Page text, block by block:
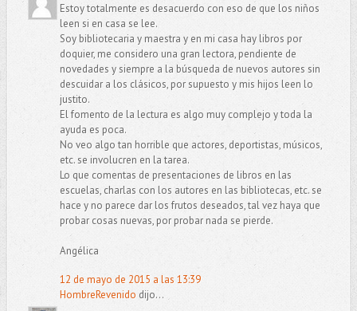
Estoy totalmente es desacuerdo con eso de que los niños
leen si en casa se lee.
Soy bibliotecaria y maestra y en mi casa hay libros por
doquier, me considero una gran lectora, pendiente de
novedades y siempre a la búsqueda de nuevos autores sin
descuidar a los clásicos, por supuesto y mis hijos leen lo
justito.
El fomento de la lectura es algo muy complejo y toda la
ayuda es poca.
No veo algo tan horrible que actores, deportistas, músicos,
etc. se involucren en la tarea.
Lo que comentas de presentaciones de libros en las
escuelas, charlas con los autores en las bibliotecas, etc. se
hace y no parece dar los frutos deseados, tal vez haya que
probar cosas nuevas, por probar nada se pierde.
Angélica
12 de mayo de 2015 a las 13:39
HombreRevenido dijo...